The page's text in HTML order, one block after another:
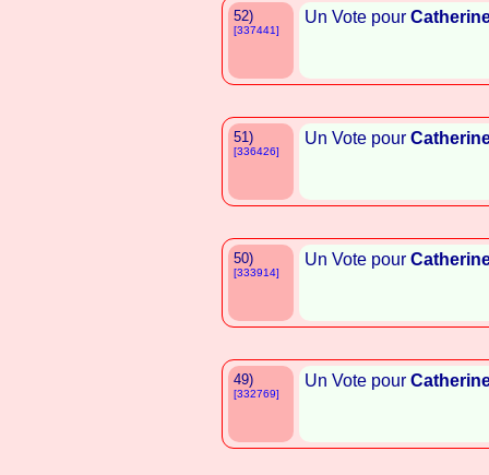
52)
[337441]
Un Vote pour
51)
[336426]
Un Vote pour
50)
[333914]
Un Vote pour
49)
[332769]
Un Vote pour